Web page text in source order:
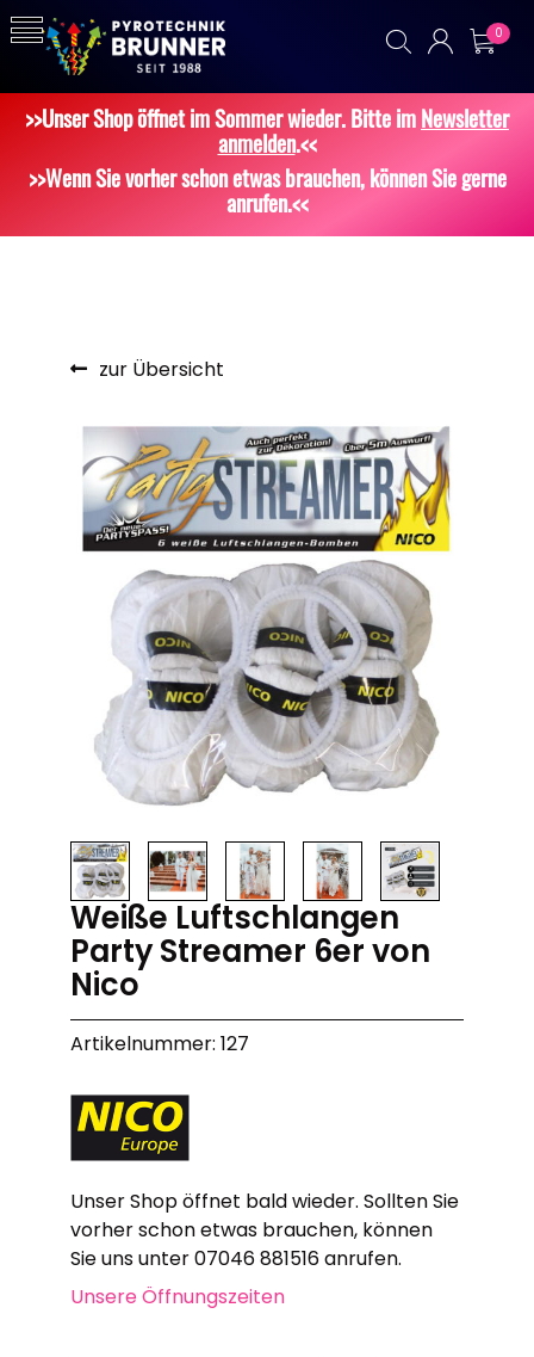
0
>>Unser Shop öffnet im Sommer wieder. Bitte imNewsletter
anmelden.<<
>>Wenn Sie vorher schon etwas brauchen, können Sie gerne
anrufen.<<
zur Übersicht
Weiße Luftschlangen
Party Streamer 6er von
Nico
Artikelnummer: 127
Unser Shop öffnet bald wieder. Sollten Sie
vorher schon etwas brauchen, können
Sie uns unter 07046 881516 anrufen.
Unsere Öffnungszeiten